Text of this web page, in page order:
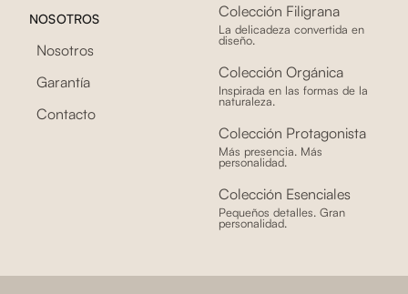
NOSOTROS
Nosotros
Garantía
Contacto
Colección Filigrana
La delicadeza convertida en
diseño.
Colección Orgánica
Inspirada en las formas de la
naturaleza.
Colección Protagonista
Más presencia. Más
personalidad.
Colección Esenciales
Pequeños detalles. Gran
personalidad.